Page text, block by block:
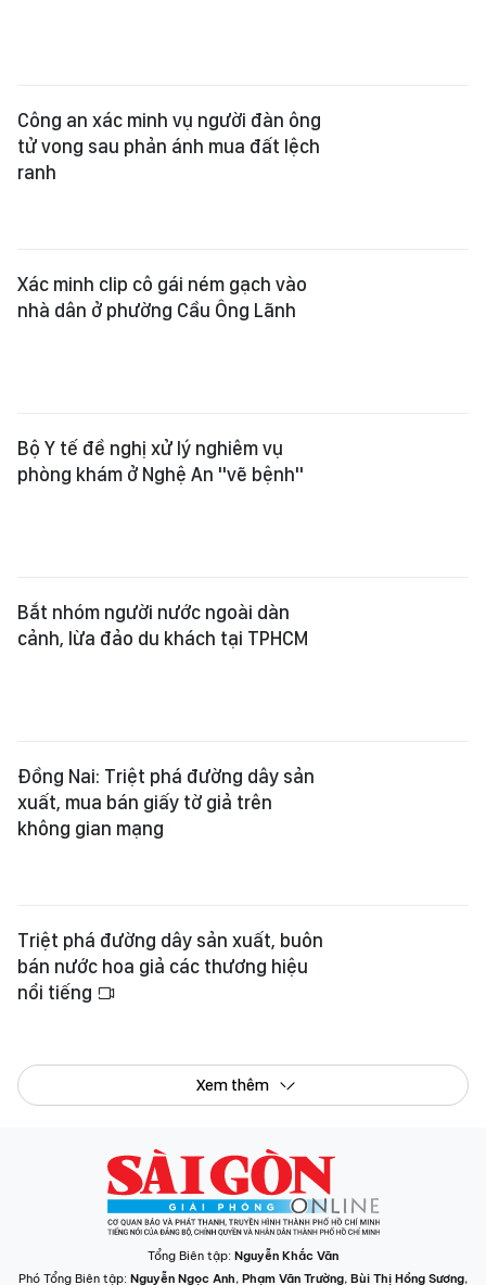
Công an xác minh vụ người đàn ông
tử vong sau phản ánh mua đất lệch
ranh
Xác minh clip cô gái ném gạch vào
nhà dân ở phường Cầu Ông Lãnh
Bộ Y tế đề nghị xử lý nghiêm vụ
phòng khám ở Nghệ An "vẽ bệnh"
Bắt nhóm người nước ngoài dàn
cảnh, lừa đảo du khách tại TPHCM
Đồng Nai: Triệt phá đường dây sản
xuất, mua bán giấy tờ giả trên
không gian mạng
Triệt phá đường dây sản xuất, buôn
bán nước hoa giả các thương hiệu
nổi tiếng
Xem thêm
Tổng Biên tập: Nguyễn Khắc Văn
Phó Tổng Biên tập: Nguyễn Ngọc Anh, Phạm Văn Trường, Bùi Thị Hồng Sương,